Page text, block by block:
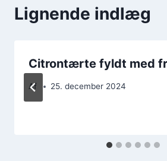
Lignende indlæg
Citrontærte fyldt med
Af 25. december 2024